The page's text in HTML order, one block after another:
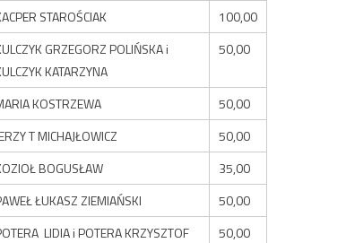
STAROŚCIAK
100,00
GRZEGORZ POLIŃSKA i
KATARZYNA
50,00
KOSTRZEWA
50,00
T MICHAJŁOWICZ
50,00
BOGUSŁAW
35,00
ŁUKASZ ZIEMIAŃSKI
50,00
LIDIA i POTERA KRZYSZTOF
50,00